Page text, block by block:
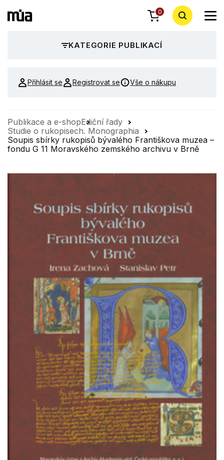
0
KATEGORIE PUBLIKACÍ
Přihlásit se Registrovat se Vše o nákupu
Publikace a e-shopEdiční řady
Studie o rukopisech. Monographia
Soupis sbírky rukopisů bývalého Františkova muzea –
fondu G 11 Moravského zemského archivu v Brně